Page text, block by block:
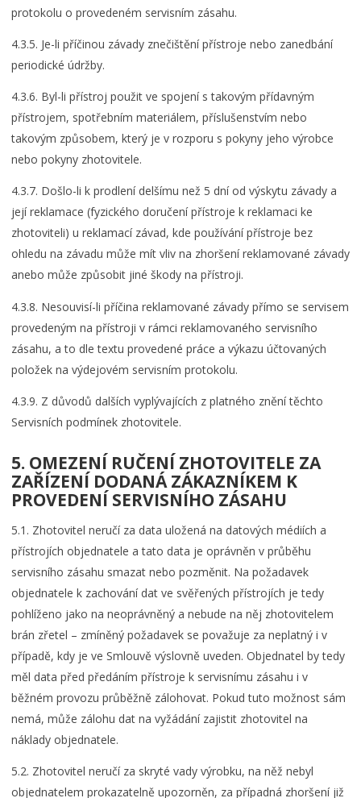
protokolu o provedeném servisním zásahu.
4.3.5. Je-li příčinou závady znečištění přístroje nebo zanedbání
periodické údržby.
4.3.6. Byl-li přístroj použit ve spojení s takovým přídavným
přístrojem, spotřebním materiálem, příslušenstvím nebo
takovým způsobem, který je v rozporu s pokyny jeho výrobce
nebo pokyny zhotovitele.
4.3.7. Došlo-li k prodlení delšímu než 5 dní od výskytu závady a
její reklamace (fyzického doručení přístroje k reklamaci ke
zhotoviteli) u reklamací závad, kde používání přístroje bez
ohledu na závadu může mít vliv na zhoršení reklamované závady
anebo může způsobit jiné škody na přístroji.
4.3.8. Nesouvisí-li příčina reklamované závady přímo se servisem
provedeným na přístroji v rámci reklamovaného servisního
zásahu, a to dle textu provedené práce a výkazu účtovaných
položek na výdejovém servisním protokolu.
4.3.9. Z důvodů dalších vyplývajících z platného znění těchto
Servisních podmínek zhotovitele.
5. OMEZENÍ RUČENÍ ZHOTOVITELE ZA
ZAŘÍZENÍ DODANÁ ZÁKAZNÍKEM K
PROVEDENÍ SERVISNÍHO ZÁSAHU
5.1. Zhotovitel neručí za data uložená na datových médiích a
přístrojích objednatele a tato data je oprávněn v průběhu
servisního zásahu smazat nebo pozměnit. Na požadavek
objednatele k zachování dat ve svěřených přístrojích je tedy
pohlíženo jako na neoprávněný a nebude na něj zhotovitelem
brán zřetel – zmíněný požadavek se považuje za neplatný i v
případě, kdy je ve Smlouvě výslovně uveden. Objednatel by tedy
měl data před předáním přístroje k servisnímu zásahu i v
běžném provozu průběžně zálohovat. Pokud tuto možnost sám
nemá, může zálohu dat na vyžádání zajistit zhotovitel na
náklady objednatele.
5.2. Zhotovitel neručí za skryté vady výrobku, na něž nebyl
objednatelem prokazatelně upozorněn, za případná zhoršení již